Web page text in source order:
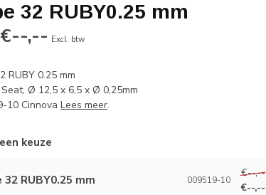
32 RUBY0.25 mm
€--,-- Excl. btw
RUBY 0.25 mm
Ø 12,5 x 6,5 x Ø 0,25mm
10 CinnovaLees meer.
keuze
32 RUBY0.25 mm 009519-10
€--,--
€--,--